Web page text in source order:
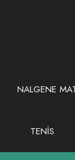
NALGENE
TENİS